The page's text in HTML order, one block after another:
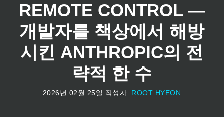
REMOTE CONTROL —
개발자를 책상에서 해방
시킨 ANTHROPIC의 전
략적 한 수
2026년 02월 25일 작성자: ROOT HYEON